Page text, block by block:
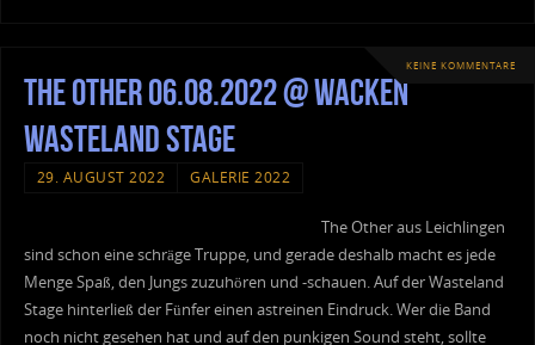
KEINE KOMMENTARE
The Other 06.08.2022 @ Wacken
Wasteland Stage
29. AUGUST 2022 GALERIE 2022
The Other aus Leichlingen
sind schon eine schräge Truppe, und gerade deshalb macht es jede
Menge Spaß, den Jungs zuzuhören und -schauen. Auf der Wasteland
Stage hinterließ der Fünfer einen astreinen Eindruck. Wer die Band
noch nicht gesehen hat und auf den punkigen Sound steht, sollte